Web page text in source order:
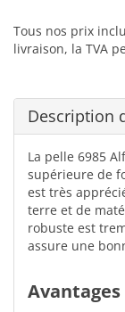
Tous nos prix
livraison, la TVA
Description
La pelle 6985
supérieure de
est très
terre et de
robuste est
assure une
Avantages